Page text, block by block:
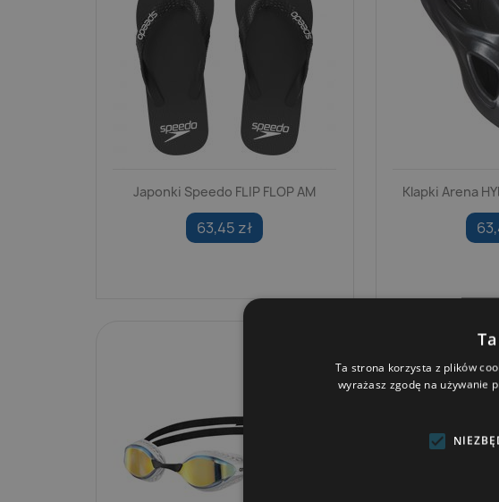
Japonki Speedo FLIP FLOP AM
63,45 zł
Klapki Arena
Ta strona korzysta z plików
wyrażasz zgodę na używanie